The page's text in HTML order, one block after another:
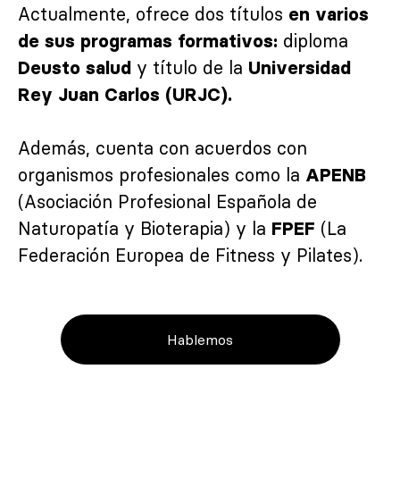
Actualmente, ofrece dos títulos en varios
de sus programas formativos: diploma
Deusto salud y título de la Universidad
Rey Juan Carlos (URJC).
Además, cuenta con acuerdos con
organismos profesionales como la APENB
(Asociación Profesional Española de
Naturopatía y Bioterapia) y la FPEF (La
Federación Europea de Fitness y Pilates).
Hablemos